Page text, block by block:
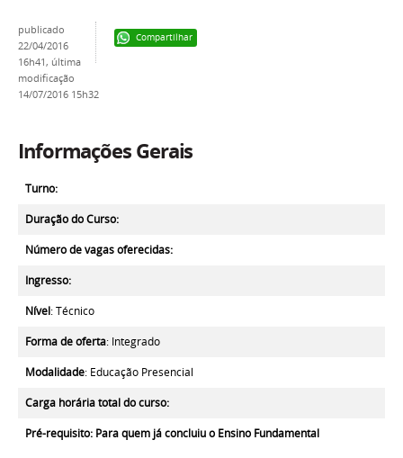
Compartilhar
publicado
22/04/2016
16h41, última
modificação
14/07/2016 15h32
Informações Gerais
Turno:
Duração do Curso:
Número de vagas oferecidas:
Ingresso:
Nível: Técnico
Forma de oferta: Integrado
Modalidade: Educação Presencial
Carga horária total do curso:
Pré-requisito: Para quem já concluiu o Ensino Fundamental